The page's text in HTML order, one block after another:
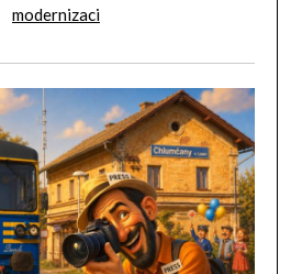
modernizaci